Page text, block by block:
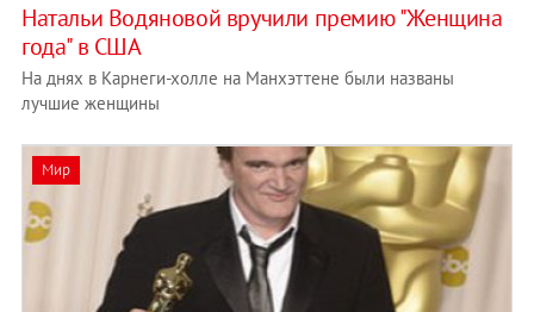
Натальи Водяновой вручили премию "Женщина
года" в США
На днях в Карнеги-холле на Манхэттене были названы
лучшие женщины
Мир